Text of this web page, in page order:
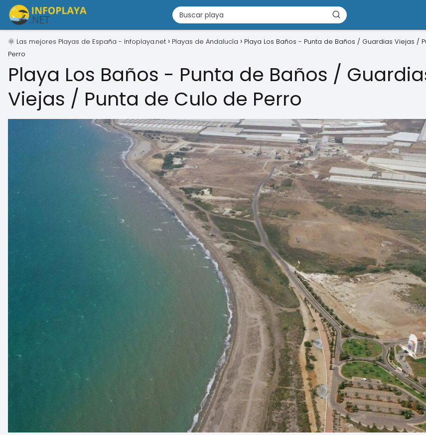
🌞 Las mejores Playas de España - Infoplaya.net Playas de Andalucía
Playa Los Baños - Punta de Baños / Guardias Viejas /
Perro
Playa Los Baños - Punta de Baños /
Viejas / Punta de Culo de Perro